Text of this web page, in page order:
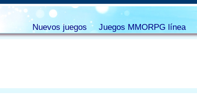
Nuevos juegos Juegos MMORPG línea